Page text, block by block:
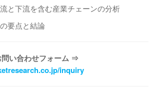
と下流を含む産業チェーンの分析
要点と結論
い合わせフォーム ⇒
inquiry